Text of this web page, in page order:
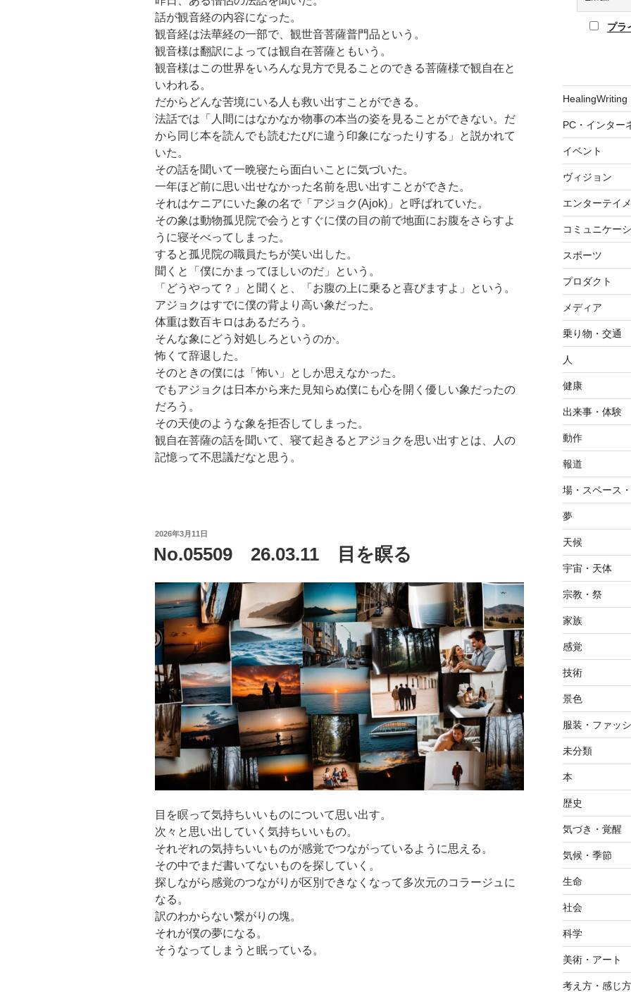
話が観音経の内容になった。
観音経は法華経の一部で、観世音菩薩普門品という。
観音様は翻訳によっては観自在菩薩ともいう。
観音様はこの世界をいろんな見方で見ることのできる菩薩様で観自在と
いわれる。
だからどんな苦境にいる人も救い出すことができる。
法話では「人間にはなかなか物事の本当の姿を見ることができない。だ
から同じ本を読んでも読むたびに違う印象になったりする」と説かれて
いた。
その話を聞いて一晩寝たら面白いことに気づいた。
一年ほど前に思い出せなかった名前を思い出すことができた。
それはケニアにいた象の名で「アジョク(Ajok)」と呼ばれていた。
その象は動物孤児院で会うとすぐに僕の目の前で地面にお腹をさらすよ
うに寝そべってしまった。
すると孤児院の職員たちが笑い出した。
聞くと「僕にかまってほしいのだ」という。
「どうやって？」と聞くと、「お腹の上に乗ると喜びますよ」という。
アジョクはすでに僕の背より高い象だった。
体重は数百キロはあるだろう。
そんな象にどう対処しろというのか。
怖くて辞退した。
そのときの僕には「怖い」としか思えなかった。
でもアジョクは日本から来た見知らぬ僕にも心を開く優しい象だったの
だろう。
その天使のような象を拒否してしまった。
観自在菩薩の話を聞いて、寝て起きるとアジョクを思い出すとは、人の
記憶って不思議だなと思う。
投
日:
2026年3月11日
No.05509 26.03.11 目を瞑る
目を瞑って気持ちいいものについて思い出す。
次々と思い出していく気持ちいいもの。
それぞれの気持ちいいものが感覚でつながっているように思える。
その中でまだ書いてないものを探していく。
探しながら感覚のつながりが区別できなくなって多次元のコラージュに
なる。
訳のわからない繋がりの塊。
それが僕の夢になる。
そうなってしまうと眠っている。
プラ
HealingWriting
PC・インター
イベント
ヴィジョン
エンターテイ
コミュニケー
スポーツ
プロダクト
メディア
乗り物・交通
人
健康
出来事・体験
動作
報道
場・スペース
夢
天候
宇宙・天体
宗教・祭
家族
感覚
技術
景色
服装・ファッ
未分類
本
歴史
気づき・覚醒
気候・季節
生命
社会
科学
美術・アート
考え方・感じ方